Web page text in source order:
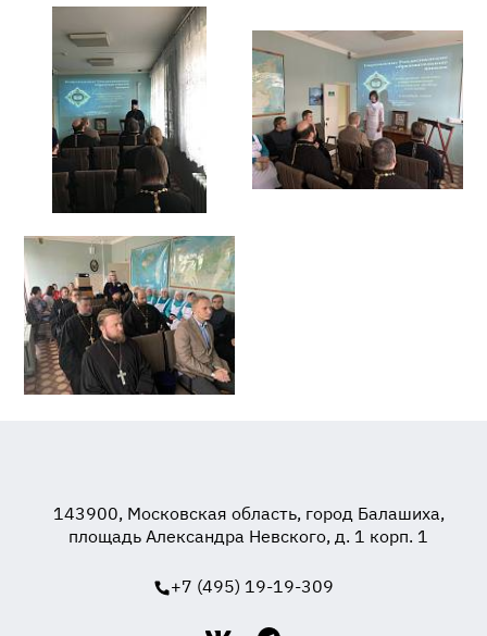
143900, Московская область, город Балашиха,
площадь Александра Невского, д. 1 корп. 1
+7 (495) 19-19-309